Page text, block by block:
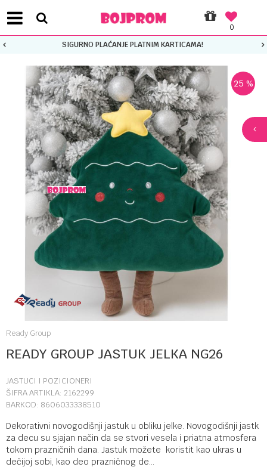
0
SIGURNO PLAĆANJE PLATNIM KARTICAMA!
25 %
Ready Group
READY GROUP JASTUK JELKA NG26
JASTUCI I POZICIONERI
ŠIFRA ARTIKLA: 2162299
BARKOD: 8606033338510
Dekorativni novogodišnji jastuk u obliku jelke. Novogodišnji jastk
za decu su sjajan način da se stvori vesela i priatna atmosfera
tokom prazničnih dana. Jastuk možete koristit kao ukras u
dečijoj sobi, kao deo prazničnog de...